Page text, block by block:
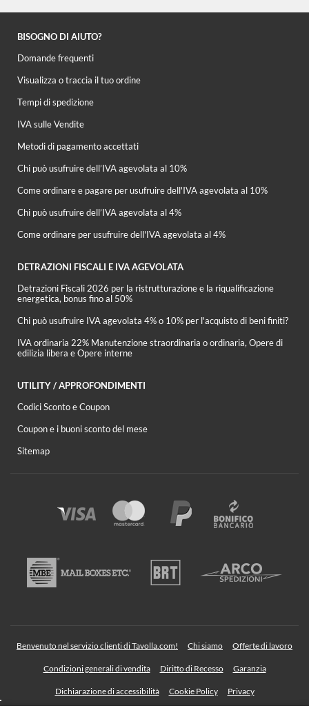
BISOGNO DI AIUTO?
Domande frequenti
Visualizza o traccia il tuo ordine
Tempi di spedizione
IVA sulle Vendite
Metodi di pagamento accettati
Chi può usufruire dell’IVA agevolata al 10%
Come ordinare e pagare per usufruire dell'IVA agevolata al 10%
Chi può usufruire dell’IVA agevolata al 4%
Come ordinare per usufruire dell'IVA agevolata al 4%
DETRAZIONI FISCALI E IVA AGEVOLATA
Detrazioni Fiscali 2026 per la ristrutturazione e la riqualificazione
energetica, bonus fino al 50%
Chi può usufruire IVA agevolata 4% o 10% per l'acquisto di beni finiti?
IVA ordinaria 22% Manutenzione straordinaria o ordinaria, Opere di
edilizia libera e Opere interne
UTILITY / APPROFONDIMENTI
Codici Sconto e Coupon
Coupon e i buoni sconto del mese
Sitemap
Benvenuto nel servizio clienti di Tavolla.com! Chi siamo Offerte di lavoro
Condizioni generali di vendita Diritto di Recesso Garanzia
Dichiarazione di accessibilità Cookie Policy Privacy